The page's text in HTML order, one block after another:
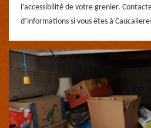
l’accessibilité de votre grenier.
d’informations si vous êtes à